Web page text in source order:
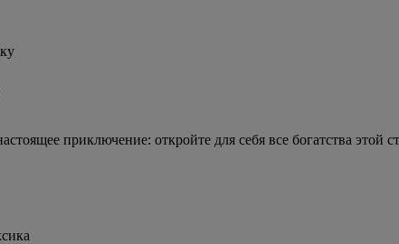
приключение: откройте для себя все богатства